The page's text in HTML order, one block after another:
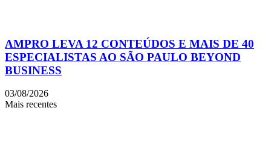
AMPRO LEVA 12 CONTEÚDOS E MAIS DE 40
ESPECIALISTAS AO SÃO PAULO BEYOND
BUSINESS
03/08/2026
Mais recentes